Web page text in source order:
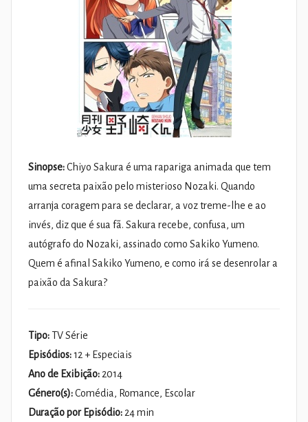
Sinopse:Chiyo Sakura é uma rapariga animada que tem
uma secreta paixão pelo misterioso Nozaki. Quando
arranja coragem para se declarar, a voz treme-lhe e ao
invés, diz que é sua fã. Sakura recebe, confusa, um
autógrafo do Nozaki, assinado como Sakiko Yumeno.
Quem é afinal Sakiko Yumeno, e como irá se desenrolar a
paixão da Sakura?
Tipo:TV Série
Episódios:12 + Especiais
Ano de Exibição: 2014
Género(s):Comédia, Romance, Escolar
Duração por Episódio: 24 min